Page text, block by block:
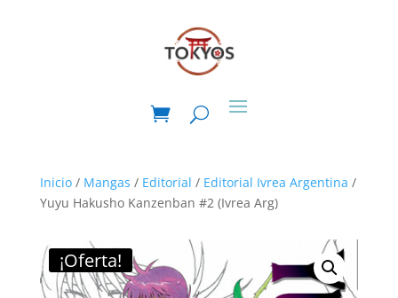
Inicio/ Mangas / Editorial / Editorial Ivrea Argentina /
Yuyu Hakusho Kanzenban #2 (Ivrea Arg)
¡Oferta!